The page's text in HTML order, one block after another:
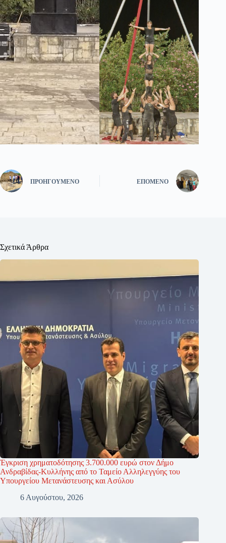
ΠΡΟΗΓΟΎΜΕΝΟ ΕΠΌΜΕΝΟ
Σχετικά Άρθρα
Έγκριση χρηματοδότησης 3.700.000 ευρώ στον Δήμο
Ανδραβίδας-Κυλλήνης από το Ταμείο Αλληλεγγύης του
Υπουργείου Μετανάστευσης και Ασύλου
6 Αυγούστου, 2026